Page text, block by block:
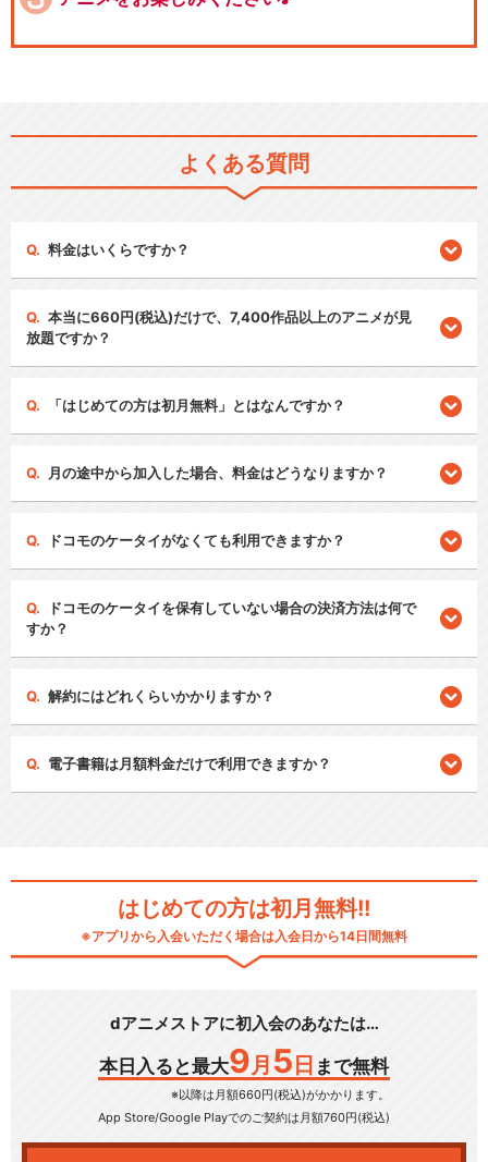
よくある質問
料金はいくらですか？
本当に660円(税込)だけで、7,400作品以上のアニメが見
放題ですか？
「はじめての方は初月無料」とはなんですか？
月の途中から加入した場合、料金はどうなりますか？
ドコモのケータイがなくても利用できますか？
ドコモのケータイを保有していない場合の決済方法は何で
すか？
解約にはどれくらいかかりますか？
電子書籍は月額料金だけで利用できますか？
はじめての方は初月無料!!
※アプリから入会いただく場合は入会日から14日間無料
dアニメストアに初入会のあなたは…
本日入ると最大9 月 5 日 まで無料
※以降は月額660円(税込)がかかります。
App Store/Google Playでのご契約は月額760円(税込)